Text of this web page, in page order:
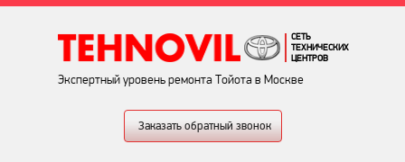
СЕТЬ
ТЕХНИЧЕСКИХ
ЦЕНТРОВ
Экспертный уровень ремонта Тойота в Москве
Заказать обратный звонок